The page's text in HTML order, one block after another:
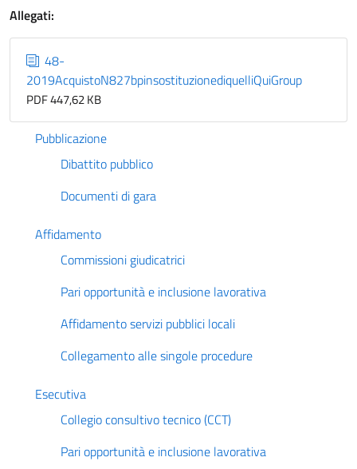
Allegati:
48-
2019AcquistoN827bpinsostituzionediquelliQuiGroup
PDF 447,62 KB
Pubblicazione
Dibattito pubblico
Documenti di gara
Affidamento
Commissioni giudicatrici
Pari opportunità e inclusione lavorativa
Affidamento servizi pubblici locali
Collegamento alle singole procedure
Esecutiva
Collegio consultivo tecnico (CCT)
Pari opportunità e inclusione lavorativa